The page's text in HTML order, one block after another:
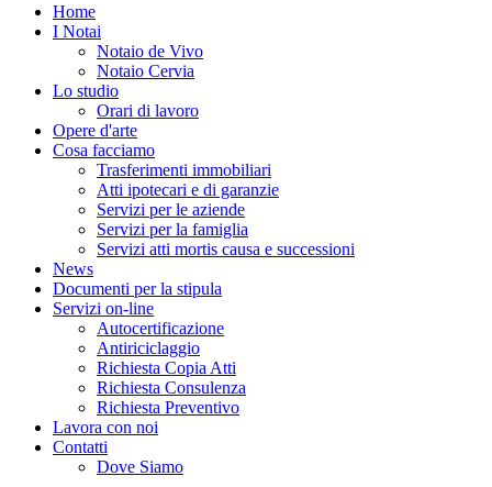
Home
I Notai
Notaio de Vivo
Notaio Cervia
Lo studio
Orari di lavoro
Opere d'arte
Cosa facciamo
Trasferimenti immobiliari
Atti ipotecari e di garanzie
Servizi per le aziende
Servizi per la famiglia
Servizi atti mortis causa e successioni
News
Documenti per la stipula
Servizi on-line
Autocertificazione
Antiriciclaggio
Richiesta Copia Atti
Richiesta Consulenza
Richiesta Preventivo
Lavora con noi
Contatti
Dove Siamo